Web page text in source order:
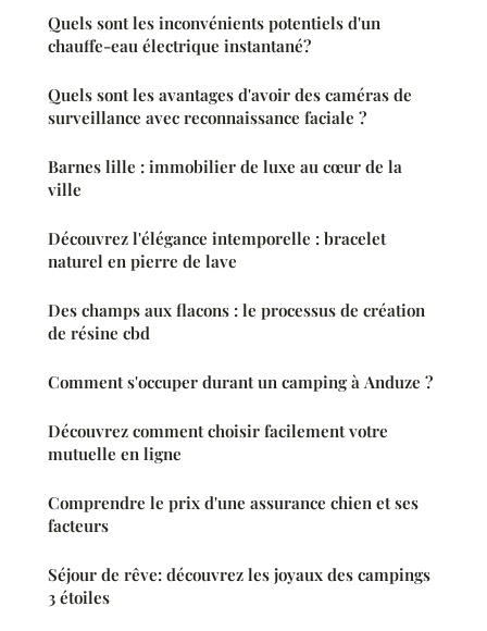
Quels sont les inconvénients potentiels d'un
chauffe-eau électrique instantané?
Quels sont les avantages d'avoir des caméras de
surveillance avec reconnaissance faciale ?
Barnes lille : immobilier de luxe au cœur de la
ville
Découvrez l'élégance intemporelle : bracelet
naturel en pierre de lave
Des champs aux flacons : le processus de création
de résine cbd
Comment s'occuper durant un camping à Anduze ?
Découvrez comment choisir facilement votre
mutuelle en ligne
Comprendre le prix d'une assurance chien et ses
facteurs
Séjour de rêve: découvrez les joyaux des campings
3 étoiles